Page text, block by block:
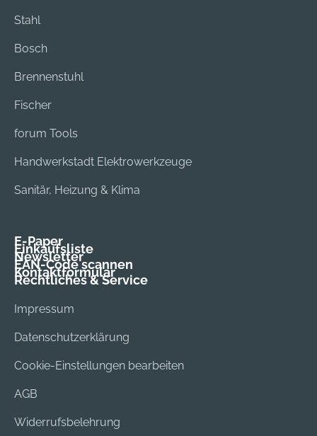
Stahl
Bosch
Brennenstuhl
Fischer
forum Tools
Handwerkstadt Elektrowerkzeuge
Sanitär, Heizung & Klima
E-Paper
Einkaufsliste
Newsletter
EAN-Code scannen
Kontaktformular
Rechtliches & Service
Impressum
Datenschutzerklärung
Cookie-Einstellungen bearbeiten
AGB
Widerrufsbelehrung